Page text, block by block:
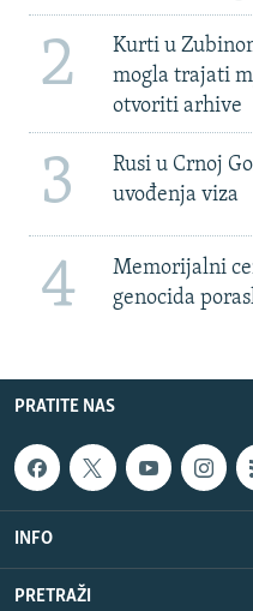
2
Kurti u
mogla trajati
otvoriti arhive
3
Rusi u Crnoj
uvođenja viza
4
Memorijalni
genocida
PRATITE NAS
INFO
PRETRAŽI